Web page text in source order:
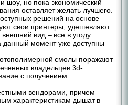
шоу, но пока экономический
оставляет желать лучшего.
решений на основе
свои принтеры, удешевляют
вид – ​все в угоду
данный момент уже доступны
смолы поражают
владельцев 3d-
с получением
вендорами, причем
характеристикам дышат в